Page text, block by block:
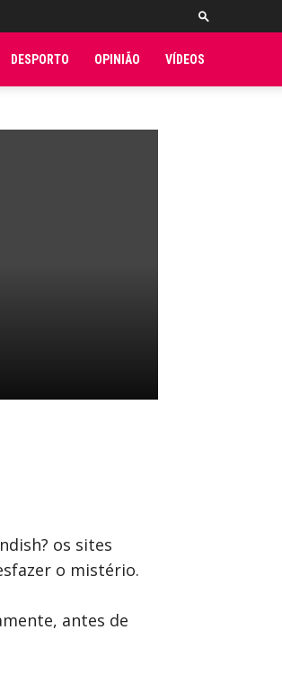
DESPORTO OPINIÃO VÍDEOS
os sites
o mistério.
antes de